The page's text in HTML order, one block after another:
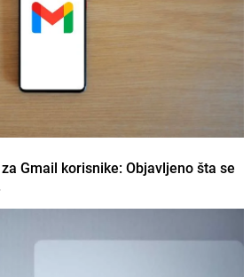
Gmail korisnike: Objavljeno šta se